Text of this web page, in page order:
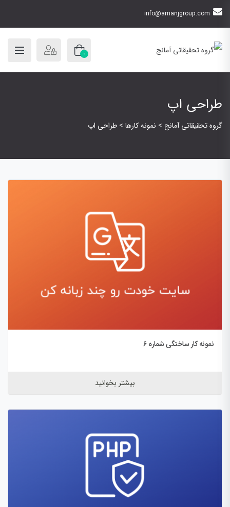
info@amanjgroup.com
0
طراحی اپ
گروه تحقیقاتی آمانج > نمونه کارها > طراحی اپ
نمونه کار ساختگی شماره 6
بیشتر بخوانید